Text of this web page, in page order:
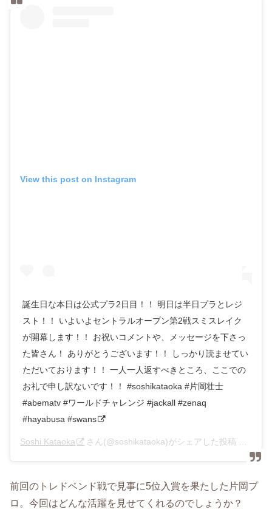
View this post on Instagram
誕生日な本日は公式プラ2日目！！ 明日は半日プラとレジ
スト！！ いよいよセントラルオープン第2戦スミスレイク
が開幕します！！ お祝いコメントや、メッセージを下さっ
た皆さん！ ありがとうございます！！ しっかり読ませてい
ただいております！！ 一人一人返すべきところ、ここでの
お礼で申し訳ないです！！ #soshikataoka #片岡壮士
#abematv #ワールドチャレンジ #jackall #zenaq
#hayabusa #swans
Soshi Kataoka さん(@soshikataoka)がシェアした投稿 –
前回のトレドベンド戦で見事に5位入賞を果たした片岡プ
ロ。今回はどんな活躍を見せてくれるのでしょうか？